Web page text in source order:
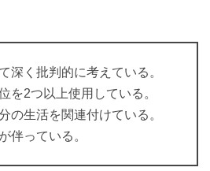
深く批判的に考えている。
を2つ以上使用している。
の生活を関連付けている。
伴っている。